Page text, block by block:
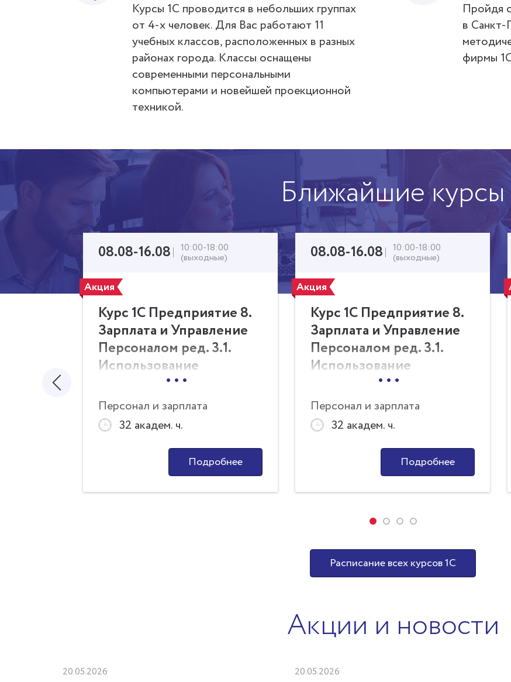
Курсы 1С проводится в небольших группах
от 4-х человек. Для Вас работают 11
учебных классов, расположенных в разных
районах города. Классы оснащены
современными персональными
компьютерами и новейшей проекционной
техникой.
Пройдя
в Санкт-
фирмы
Ближайшие курсы
Акция
08.08-16.08 10:00-18:00
(выходные)
Курс 1С Предприятие 8.
Зарплата и Управление
Персоналом ред. 3.1.
Использование
конфигурации
(пользовательские
режимы) (Очно/
Онлайн)
...
Персонал и зарплата
32 академ. ч.
Подробнее
Акция
08.08-16.08 10:00-18:00
(выходные)
Курс 1С Предприятие 8.
Зарплата и Управление
Персоналом ред. 3.1.
Использование
конфигурации
(пользовательские
режимы) (Очно/
Онлайн)
...
Персонал и зарплата
32 академ. ч.
Подробнее
Расписание всех курсов 1С
Акции и новости
20.05.2026 20.05.2026